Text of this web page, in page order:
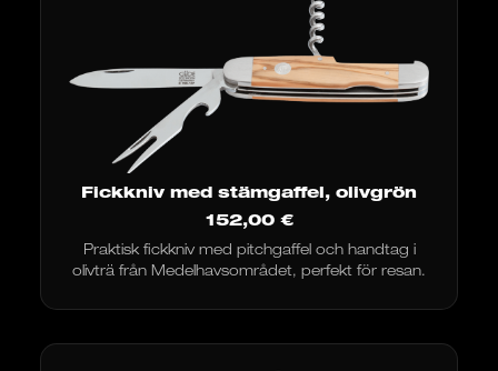
Fickkniv med stämgaffel, olivgrön
152,00 €
Praktisk fickkniv med pitchgaffel och handtag i
olivträ från Medelhavsområdet, perfekt för resan.